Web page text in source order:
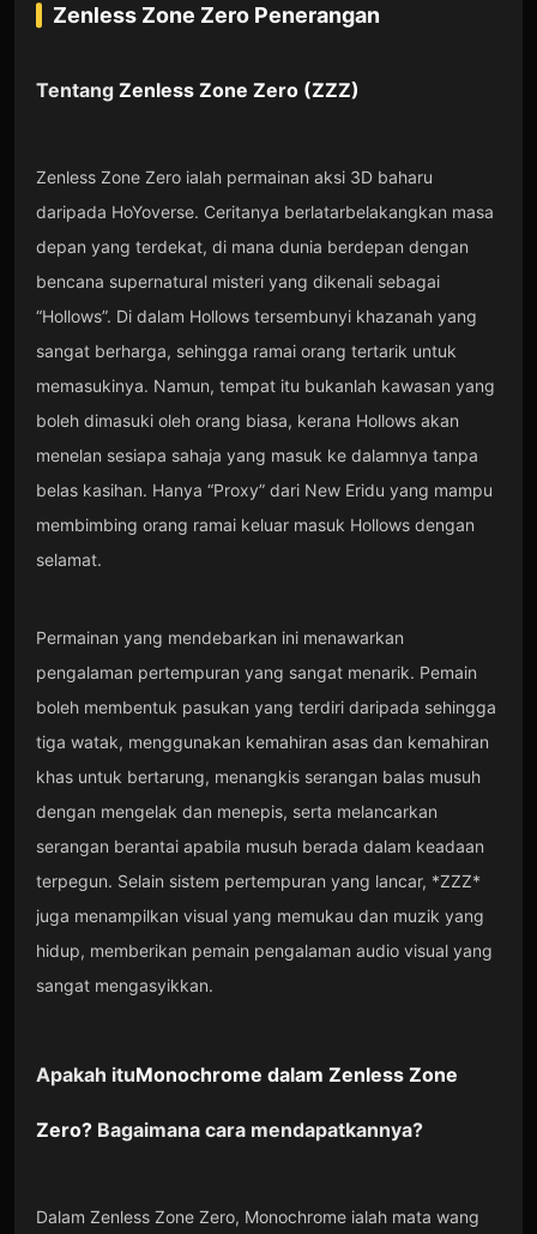
Zenless Zone Zero Penerangan
Tentang Zenless Zone Zero (ZZZ)
Zenless Zone Zero ialah permainan aksi 3D baharu
daripada HoYoverse. Ceritanya berlatarbelakangkan masa
depan yang terdekat, di mana dunia berdepan dengan
bencana supernatural misteri yang dikenali sebagai
“Hollows”. Di dalam Hollows tersembunyi khazanah yang
sangat berharga, sehingga ramai orang tertarik untuk
memasukinya. Namun, tempat itu bukanlah kawasan yang
boleh dimasuki oleh orang biasa, kerana Hollows akan
menelan sesiapa sahaja yang masuk ke dalamnya tanpa
belas kasihan. Hanya “Proxy” dari New Eridu yang mampu
membimbing orang ramai keluar masuk Hollows dengan
selamat.
Permainan yang mendebarkan ini menawarkan
pengalaman pertempuran yang sangat menarik. Pemain
boleh membentuk pasukan yang terdiri daripada sehingga
tiga watak, menggunakan kemahiran asas dan kemahiran
khas untuk bertarung, menangkis serangan balas musuh
dengan mengelak dan menepis, serta melancarkan
serangan berantai apabila musuh berada dalam keadaan
terpegun. Selain sistem pertempuran yang lancar, *ZZZ*
juga menampilkan visual yang memukau dan muzik yang
hidup, memberikan pemain pengalaman audio visual yang
sangat mengasyikkan.
Apakah ituMonochrome dalam Zenless Zone
Zero?Bagaimana cara mendapatkannya?
Dalam Zenless Zone Zero, Monochrome ialah mata wang